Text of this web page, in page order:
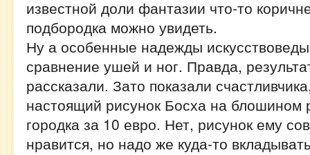
известной доли фантазии что-то
подбородка можно увидеть.
Ну а особенные надежды
сравнение ушей и ног. Правда,
рассказали. Зато показали
настоящий рисунок Босха на блошином
городка за 10 евро. Нет, рисунок ему
нравится, но надо же куда-то